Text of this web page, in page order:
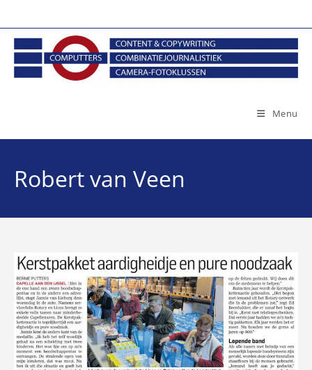
naar
inhoud
Menu
Robert van Veen